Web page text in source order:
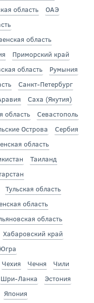
область
ОАЭ
область
Приморский край
область
Румыния
Санкт-Петербург
Саха (Якутия)
область
Севастополь
Острова
Сербия
область
Таиланд
Тульская область
область
область
Хабаровский край
Чехия Чечня
Чили
Шри-Ланка
Эстония
Япония